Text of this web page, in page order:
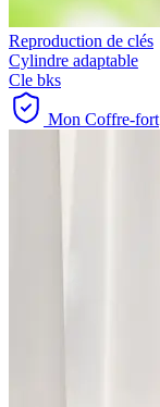
Reproduction de clés
Cylindre adaptable
Cle bks
Mon Coffre-fort